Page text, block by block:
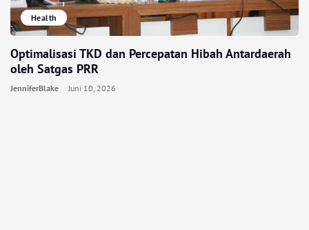
Health
Optimalisasi TKD dan Percepatan Hibah Antardaerah
oleh Satgas PRR
JenniferBlake Juni 10, 2026